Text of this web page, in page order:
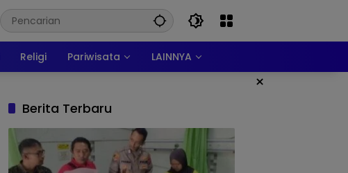
Religi Pariwisata LAINNYA
×
Berita Terbaru